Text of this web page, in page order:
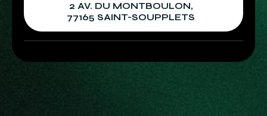
2 AV. DU MONTBOULON,
77165 SAINT-SOUPPLETS